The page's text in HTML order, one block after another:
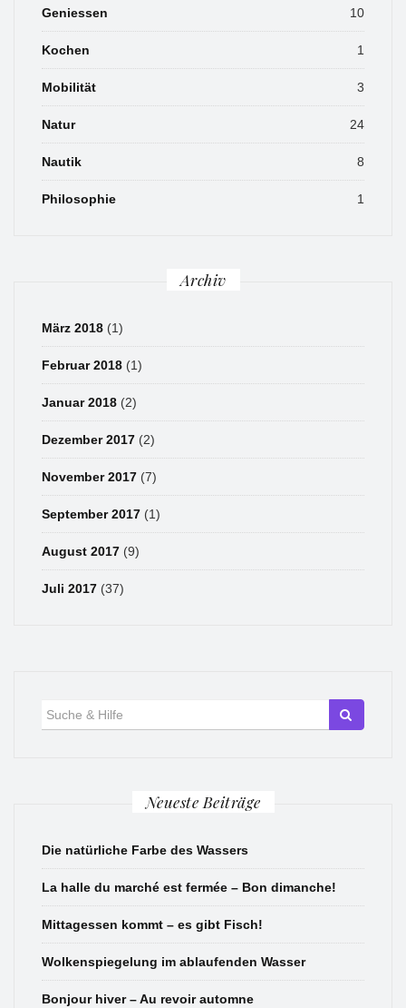
Geniessen 10
Kochen 1
Mobilität 3
Natur 24
Nautik 8
Philosophie 1
Archiv
März 2018 (1)
Februar 2018 (1)
Januar 2018 (2)
Dezember 2017 (2)
November 2017 (7)
September 2017 (1)
August 2017 (9)
Juli 2017 (37)
für:
Neueste Beiträge
Die natürliche Farbe des Wassers
La halle du marché est fermée – Bon dimanche!
Mittagessen kommt – es gibt Fisch!
Wolkenspiegelung im ablaufenden Wasser
Bonjour hiver – Au revoir automne